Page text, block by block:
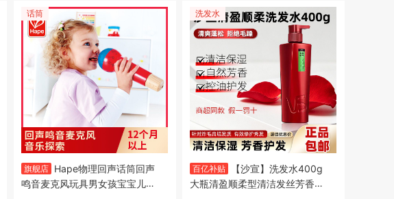
话筒
旗舰店 Hape物理回声话筒回声
鸣音麦克风玩具男女孩宝宝儿童
洗发水
百亿补贴
【沙宣】洗发水400g
大瓶清盈顺柔型清洁发丝芳香正